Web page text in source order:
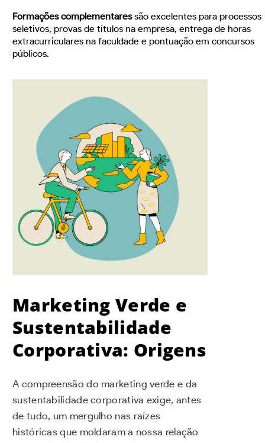
Formações complementaressão excelentes para processos
seletivos, provas de títulos na empresa, entrega de horas
extracurriculares na faculdade e pontuação em concursos
públicos.
Marketing Verde e
Sustentabilidade
Corporativa: Origens
A compreensão do marketing verde e da
sustentabilidade corporativa exige, antes
de tudo, um mergulho nas raízes
históricas que moldaram a nossa relação